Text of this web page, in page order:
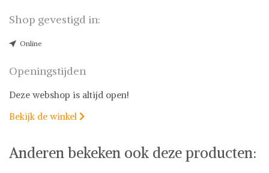
Shop gevestigd in:
Online
Openingstijden
Deze webshop is altijd open!
Bekijk de winkel 
Anderen bekeken ook deze producten: